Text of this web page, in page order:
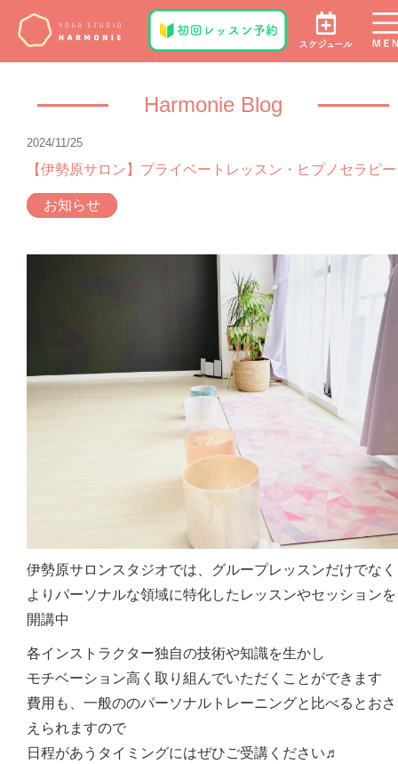
Harmonie Blog
2024/11/25
【伊勢原サロン】プライベートレッスン・ヒプノセラピー
お知らせ
伊勢原サロンスタジオでは、グループレッスンだけでなく
よりパーソナルな領域に特化したレッスンやセッションを
開講中
各インストラクター独自の技術や知識を生かし
モチベーション高く取り組んでいただくことができます
費用も、一般ののパーソナルトレーニングと比べるとおさ
えられますので
日程があうタイミングにはぜひご受講ください♬